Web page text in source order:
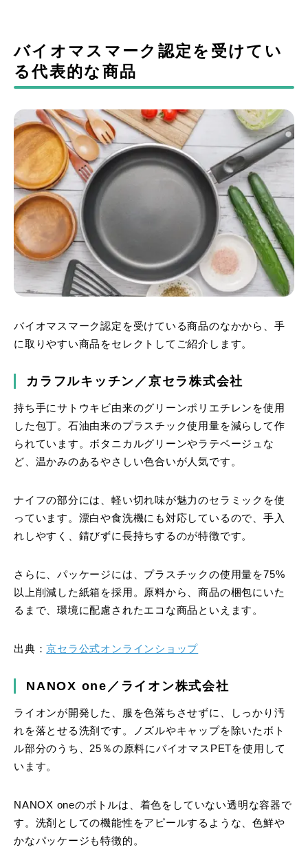
バイオマスマーク認定を受けてい
る代表的な商品
バイオマスマーク認定を受けている商品のなかから、手
に取りやすい商品をセレクトしてご紹介します。
カラフルキッチン／京セラ株式会社
持ち手にサトウキビ由来のグリーンポリエチレンを使用
した包丁。石油由来のプラスチック使用量を減らして作
られています。ボタニカルグリーンやラテベージュな
ど、温かみのあるやさしい色合いが人気です。
ナイフの部分には、軽い切れ味が魅力のセラミックを使
っています。漂白や食洗機にも対応しているので、手入
れしやすく、錆びずに長持ちするのが特徴です。
さらに、パッケージには、プラスチックの使用量を75%
以上削減した紙箱を採用。原料から、商品の梱包にいた
るまで、環境に配慮されたエコな商品といえます。
出典：京セラ公式オンラインショップ
NANOX one／ライオン株式会社
ライオンが開発した、服を色落ちさせずに、しっかり汚
れを落とせる洗剤です。ノズルやキャップを除いたボト
ル部分のうち、25％の原料にバイオマスPETを使用して
います。
NANOX oneのボトルは、着色をしていない透明な容器で
す。洗剤としての機能性をアピールするような、色鮮や
かなパッケージも特徴的。